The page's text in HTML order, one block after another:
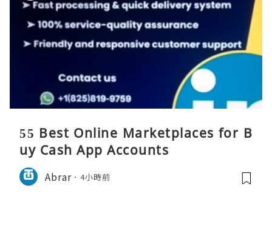
55 Best Online Marketplaces for B
uy Cash App Accounts
Abrar 4小時前